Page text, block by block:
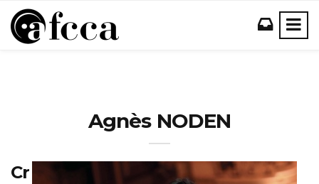
Agnès NODEN
Cr